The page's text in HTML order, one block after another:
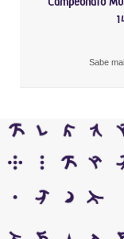
Sabe